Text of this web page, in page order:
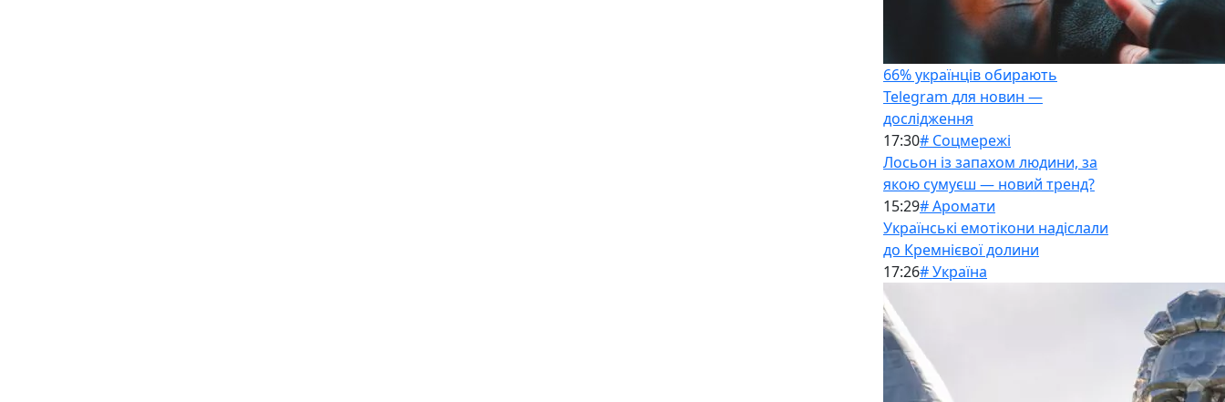
66% українців обирають
Telegram для новин —
дослідження
17:30# Соцмережі
Лосьон із запахом людини, за
якою сумуєш — новий тренд?
15:29# Аромати
Українські емотікони надіслали
до Кремнієвої долини
17:26# Україна